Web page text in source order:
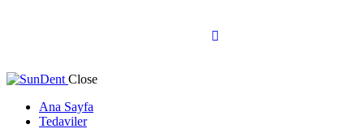
Close
Ana Sayfa
Tedaviler